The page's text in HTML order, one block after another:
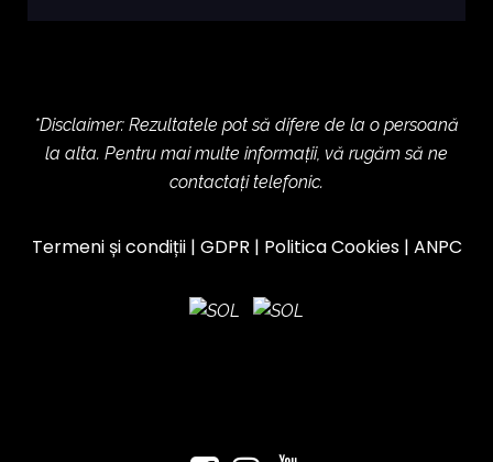
*Disclaimer: Rezultatele pot să difere de la o persoană
la alta. Pentru mai multe informații, vă rugăm să ne
contactați telefonic.
Termeni și condiții| GDPR | Politica Cookies| ANPC